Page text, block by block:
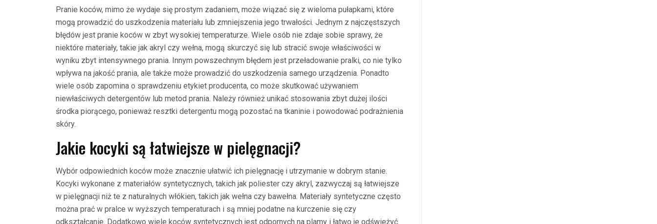
Pranie koców, mimo że wydaje się prostym zadaniem, może wiązać się z wieloma pułapkami, które
mogą prowadzić do uszkodzenia materiału lub zmniejszenia jego trwałości. Jednym z najczęstszych
błędów jest pranie koców w zbyt wysokiej temperaturze. Wiele osób nie zdaje sobie sprawy, że
niektóre materiały, takie jak akryl czy wełna, mogą skurczyć się lub stracić swoje właściwości w
wyniku zbyt intensywnego prania. Innym powszechnym błędem jest przeładowanie pralki, co nie tylko
wpływa na jakość prania, ale także może prowadzić do uszkodzenia samego urządzenia. Ponadto
wiele osób zapomina o sprawdzeniu etykiet producenta, co może skutkować używaniem
niewłaściwych detergentów lub metod prania. Należy również unikać stosowania zbyt dużej ilości
środka piorącego, ponieważ resztki detergentu mogą pozostać na tkaninie i powodować podrażnienia
skóry.
Jakie kocyki są łatwiejsze w pielęgnacji?
Wybór odpowiednich koców może znacznie ułatwić ich pielęgnację i utrzymanie w dobrym stanie.
Kocyki wykonane z materiałów syntetycznych, takich jak poliester czy akryl, zazwyczaj są łatwiejsze
w pielęgnacji niż te z naturalnych włókien, takich jak wełna czy bawełna. Materiały syntetyczne często
można prać w pralce w wyższych temperaturach i są mniej podatne na kurczenie się czy
odkształcanie. Dodatkowo wiele koców syntetycznych jest odpornych na plamy i łatwo je odświeżyć